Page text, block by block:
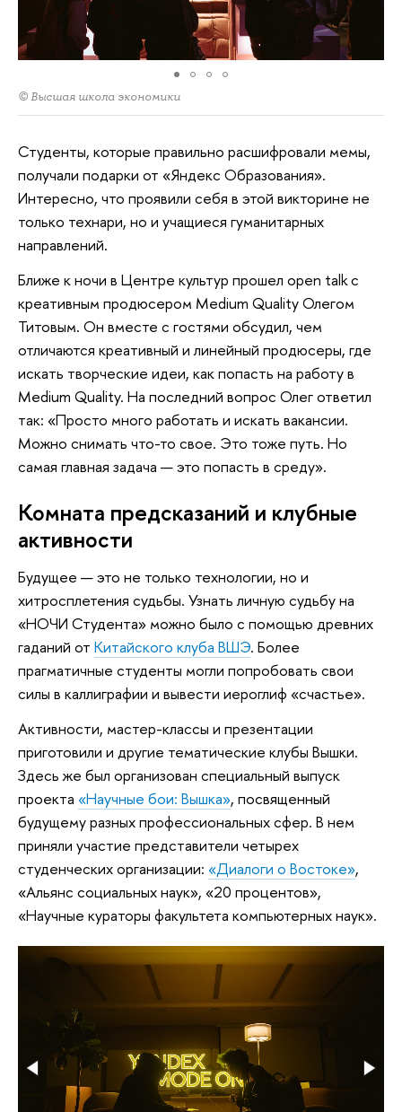
© Высшая школа экономики
Студенты, которые правильно расшифровали мемы,
получали подарки от «Яндекс Образования».
Интересно, что проявили себя в этой викторине не
только технари, но и учащиеся гуманитарных
направлений.
Ближе к ночи в Центре культур прошел open talk с
креативным продюсером Medium Quality Олегом
Титовым. Он вместе с гостями обсудил, чем
отличаются креативный и линейный продюсеры, где
искать творческие идеи, как попасть на работу в
Medium Quality. На последний вопрос Олег ответил
так: «Просто много работать и искать вакансии.
Можно снимать что-то свое. Это тоже путь. Но
самая главная задача — это попасть в среду».
Комната предсказаний и клубные
активности
Будущее — это не только технологии, но и
хитросплетения судьбы. Узнать личную судьбу на
«НОЧИ Студента» можно было с помощью древних
гаданий от Китайского клуба ВШЭ. Более
прагматичные студенты могли попробовать свои
силы в каллиграфии и вывести иероглиф «счастье».
Активности, мастер-классы и презентации
приготовили и другие тематические клубы Вышки.
Здесь же был организован специальный выпуск
проекта «Научные бои: Вышка», посвященный
будущему разных профессиональных сфер. В нем
приняли участие представители четырех
студенческих организации: «Диалоги о Востоке»,
«Альянс социальных наук», «20 процентов»,
«Научные кураторы факультета компьютерных наук».